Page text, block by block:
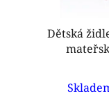
Dětská